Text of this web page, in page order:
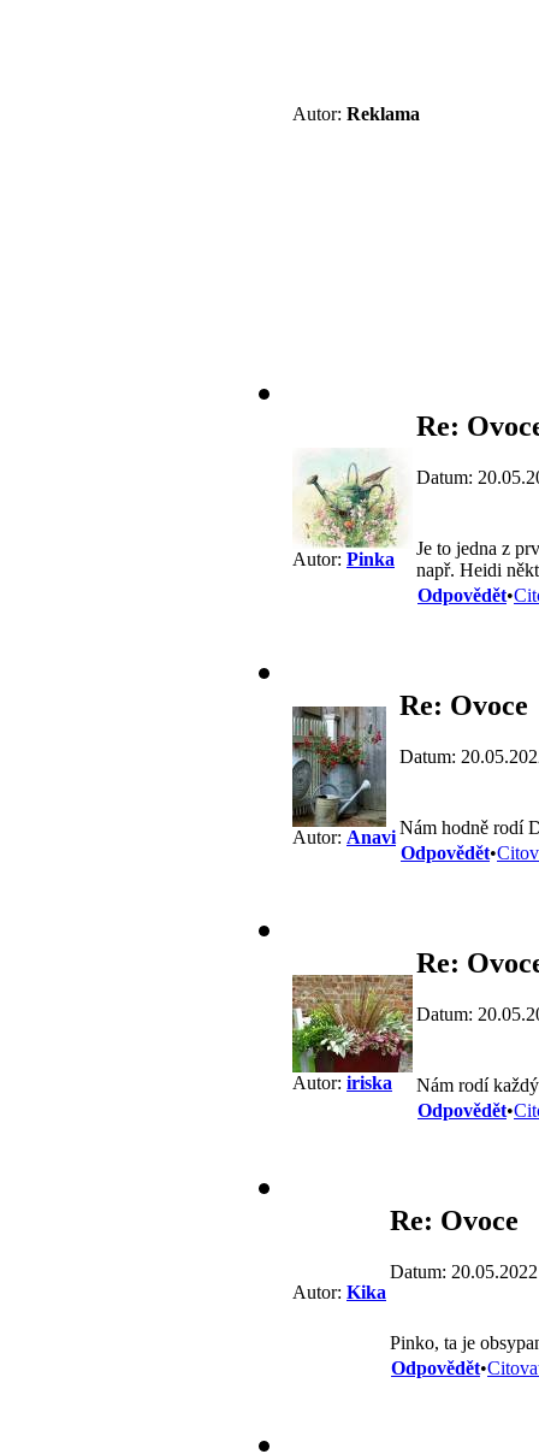
Autor: Reklama
Autor: Pinka
Re:
Datum:
Je to jedna z
např. Heidi
Odpovědět•
Autor: Anavi
Re: Ovoce
Datum:
Nám hodně rodí
Odpovědět•
Autor: iriska
Re:
Datum:
Nám rodí
Odpovědět•
Autor: Kika
Re: Ovoce
Datum:
Pinko, ta je
Odpovědět•